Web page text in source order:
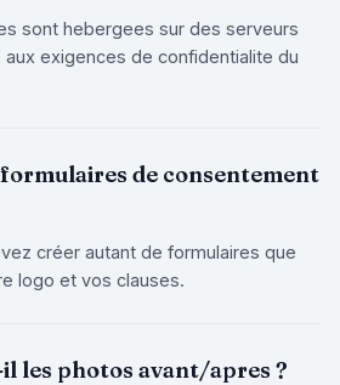
sont hebergees sur des serveurs
aux exigences de confidentialite du
de consentement
créer autant de formulaires que
logo et vos clauses.
les photos avant/apres ?